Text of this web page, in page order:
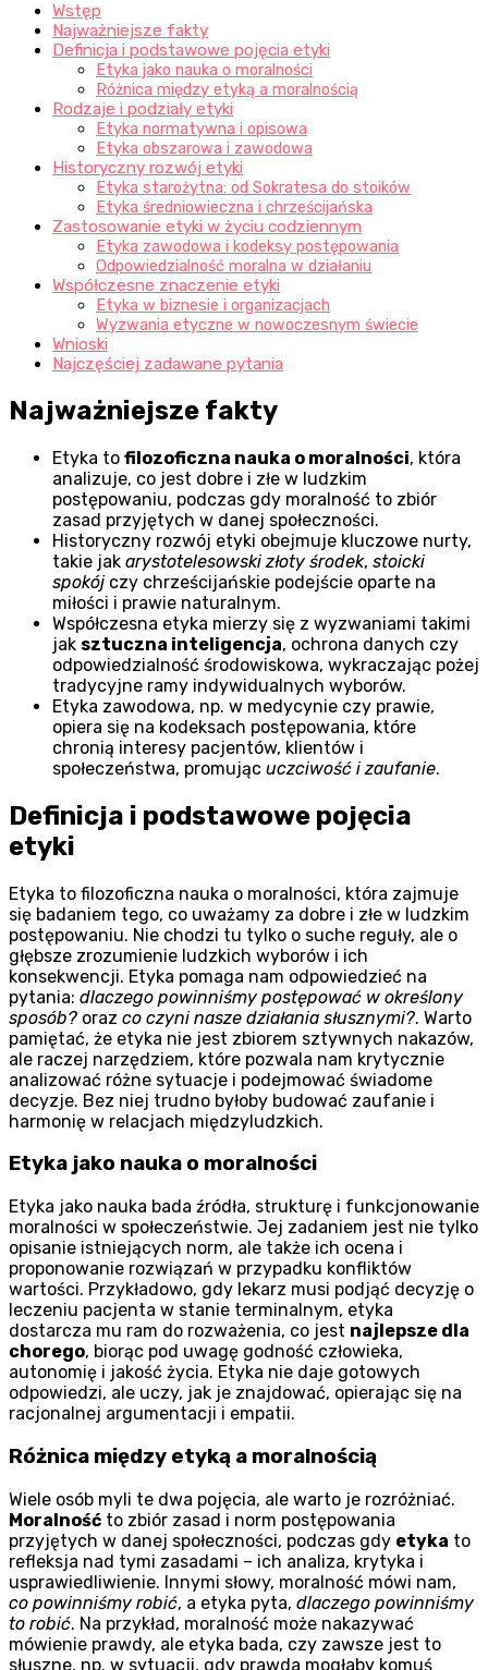
Wstęp
Najważniejsze fakty
Definicja i podstawowe pojęcia etyki
Etyka jako nauka o moralności
Różnica między etyką a moralnością
Rodzaje i podziały etyki
Etyka normatywna i opisowa
Etyka obszarowa i zawodowa
Historyczny rozwój etyki
Etyka starożytna: od Sokratesa do stoików
Etyka średniowieczna i chrześcijańska
Zastosowanie etyki w życiu codziennym
Etyka zawodowa i kodeksy postępowania
Odpowiedzialność moralna w działaniu
Współczesne znaczenie etyki
Etyka w biznesie i organizacjach
Wyzwania etyczne w nowoczesnym świecie
Wnioski
Najczęściej zadawane pytania
Najważniejsze fakty
Etyka to filozoficzna nauka o moralności, która
analizuje, co jest dobre i złe w ludzkim
postępowaniu, podczas gdy moralność to zbiór
zasad przyjętych w danej społeczności.
Historyczny rozwój etyki obejmuje kluczowe nurty,
takie jak arystotelesowski złoty środek, stoicki
spokójczy chrześcijańskie podejście oparte na
miłości i prawie naturalnym.
Współczesna etyka mierzy się z wyzwaniami takimi
jak sztuczna inteligencja, ochrona danych czy
odpowiedzialność środowiskowa, wykraczając pożej
tradycyjne ramy indywidualnych wyborów.
Etyka zawodowa, np. w medycynie czy prawie,
opiera się na kodeksach postępowania, które
chronią interesy pacjentów, klientów i
społeczeństwa, promując uczciwość i zaufanie.
Definicja i podstawowe pojęcia
etyki
Etyka to filozoficzna nauka o moralności, która zajmuje
się badaniem tego, co uważamy za dobre i złe w ludzkim
postępowaniu. Nie chodzi tu tylko o suche reguły, ale o
głębsze zrozumienie ludzkich wyborów i ich
konsekwencji. Etyka pomaga nam odpowiedzieć na
pytania: dlaczego powinniśmy postępować w określony
sposób? oraz co czyni nasze działania słusznymi?. Warto
pamiętać, że etyka nie jest zbiorem sztywnych nakazów,
ale raczej narzędziem, które pozwala nam krytycznie
analizować różne sytuacje i podejmować świadome
decyzje. Bez niej trudno byłoby budować zaufanie i
harmonię w relacjach międzyludzkich.
Etyka jako nauka o moralności
Etyka jako nauka bada źródła, strukturę i funkcjonowanie
moralności w społeczeństwie. Jej zadaniem jest nie tylko
opisanie istniejących norm, ale także ich ocena i
proponowanie rozwiązań w przypadku konfliktów
wartości. Przykładowo, gdy lekarz musi podjąć decyzję o
leczeniu pacjenta w stanie terminalnym, etyka
dostarcza mu ram do rozważenia, co jest najlepsze dla
chorego, biorąc pod uwagę godność człowieka,
autonomię i jakość życia. Etyka nie daje gotowych
odpowiedzi, ale uczy, jak je znajdować, opierając się na
racjonalnej argumentacji i empatii.
Różnica między etyką a moralnością
Wiele osób myli te dwa pojęcia, ale warto je rozróżniać.
Moralność to zbiór zasad i norm postępowania
przyjętych w danej społeczności, podczas gdy etyka to
refleksja nad tymi zasadami – ich analiza, krytyka i
usprawiedliwienie. Innymi słowy, moralność mówi nam,
co powinniśmy robić, a etyka pyta, dlaczego powinniśmy
to robić. Na przykład, moralność może nakazywać
mówienie prawdy, ale etyka bada, czy zawsze jest to
słuszne, np. w sytuacji, gdy prawda mogłaby komuś